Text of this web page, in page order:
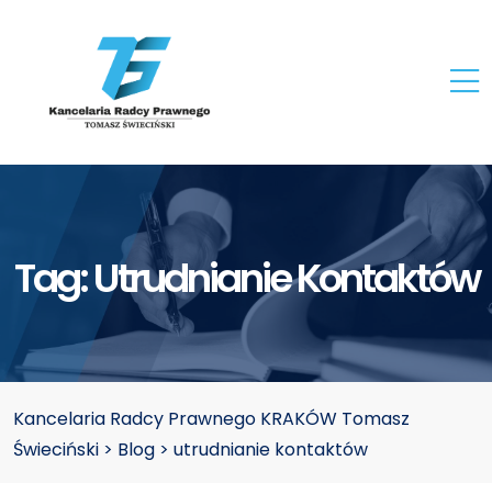
Tag:Utrudnianie Kontaktów
Kancelaria Radcy Prawnego KRAKÓW Tomasz
Świeciński > Blog > utrudnianie kontaktów